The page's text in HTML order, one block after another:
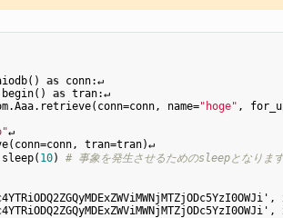
as conn:↵
as tran:↵
name="hoge" ,
↵
tran=tran)↵
10) # 事象を発生させるためのsleepとなりま